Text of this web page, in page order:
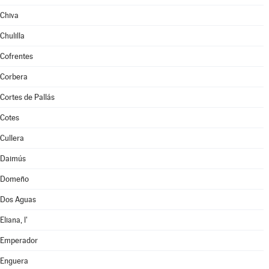
Chiva
Chulilla
Cofrentes
Corbera
Cortes de Pallás
Cotes
Cullera
Daimús
Domeño
Dos Aguas
Eliana, l'
Emperador
Enguera